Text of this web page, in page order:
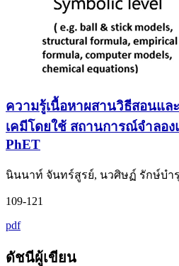
ความรู้เนื้อหาผสานวิธีสอนแล
เคมีโดยใช้ สถานการณ์จำลอ
PhET
นินนาท์ จันทร์สูรย์, นวศิษฏ์ รักษ์บํา
109-121
pdf
ดัชนีผู้เขียน